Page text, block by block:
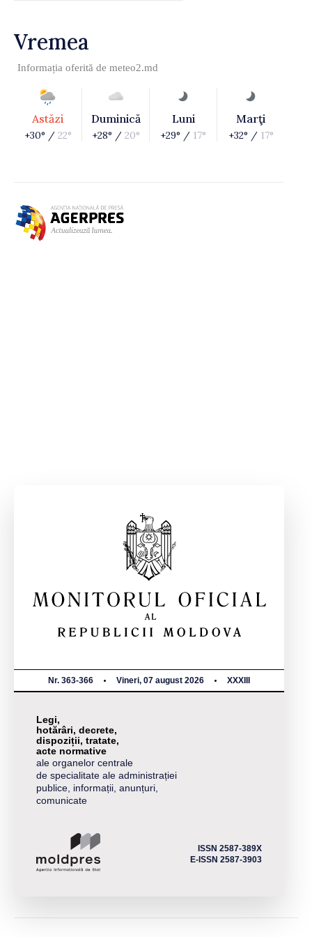
Vremea
Informația oferită de meteo2.md
Astăzi
+30° / 22°
Duminică
+28° / 20°
Luni
+29° / 17°
Marţi
+32° / 17°
Nr. 363-366 Vineri, 07 august 2026 XXXIII
Legi,
hotărâri, decrete,
dispoziții, tratate,
acte normative
ale organelor centrale
de specialitate ale administrației
publice, informații, anunțuri,
comunicate
ISSN 2587-389X
E-ISSN 2587-3903